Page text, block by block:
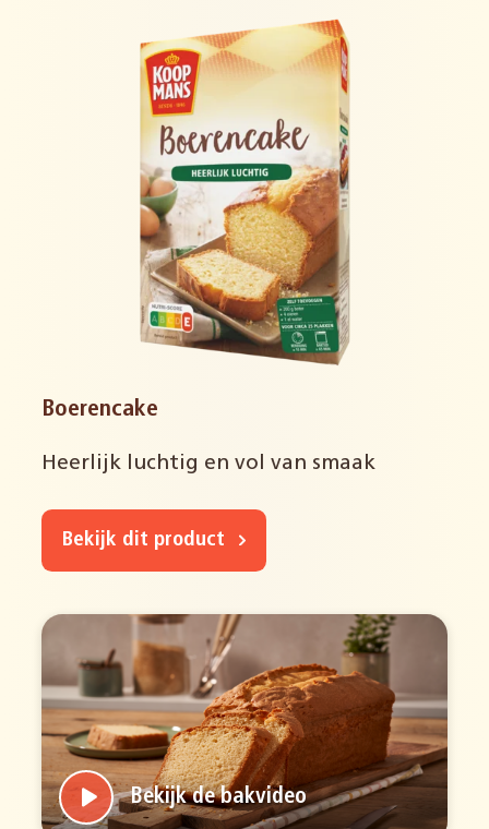
Boerencake
Heerlijk luchtig en vol van smaak
Bekijk dit product
Bekijk de bakvideo